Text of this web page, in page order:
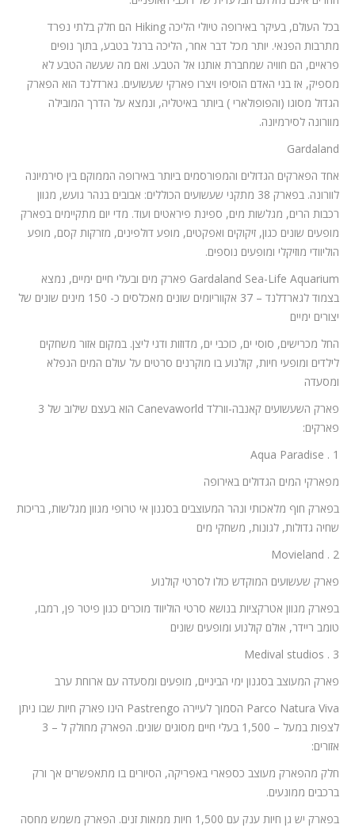
בכל העולם, בעיקר באירופה טיולי הליכה Hiking הם חלק בלתי נפרד
מתרבות הפנאי. יותר מכל דבר אחר, הליכה ברגל בטבע, בתוך נופים
פראיים, הם חוויה שמחברת אותנו אל הטבע. ואם מה שעשה הטבע לא
מספיק, אז בני האדם הוסיפו ויצרו פארקי שעשועים. גארדלנד הוא הפארק
הגדול מסוגו (והפופולארי ) ביותר באיטליה, ונמצא על הדרך המובילה
מוורונה לסירמיונה.
Gardaland
אחד הפארקים הגדולים והמפורסמים ביותר באירופה הממוקם בין סירמיונה
לוורונה. בפארק 38 מתקני שעשועים הכוללים: אבובים בנהר גועש, מגוון
רכבות הרים, מגלשות מים, ספינת פיראטים ועוד. מדי יום מתקיימים בפארק
מופעים שונים כגון, זיקוקים ואפקטים, מופע דולפינים, מזרקות קסם, מופע
הוליוודי מוזיקלי ומופעים נוספים.
Gardaland Sea-Life Aquarium פארק מים ובעלי חיים ימיים, נמצא
בצמוד לגארדלנד – 37 אקווריומים שונים מאכלסים כ- 150 מינים שונים של
יצורים ימיים
החל מכרישים, סוסי ים, כוכבי ים, מדוזות ודגי ליצן. במקום אזור משחקים
לילדים ומופעי חיות, קולנוע בו מוקרנים סרטים על עולם המים הנפלא
ומסעדה
פארק השעשועים קאנבה-וורלד Canevaworld הוא בעצם שילוב של 3
פארקים:
1 . Aqua Paradise
מפארקי המים הגדולים באירופה
בפארק חוף מלאכותי ונהר המעוצבים בסגנון אי טרופי מגוון מגלשות, בריכות
שחיה גדולות, לגונות, משחקי מים
2 . Movieland
פארק שעשועים המוקדש כולו לסרטי קולנוע
בפארק מגוון אטרקציות בנושא סרטי הוליווד מוכרים כגון פיטר פן, רמבו,
טומב ריידר, אולם קולנוע ומופעים שונים
3 . Medival studios
פארק המעוצב בסגנון ימי הביניים, מופעים ומסעדה עם ארוחת ערב
Parco Natura Viva הסמוך לעיירה Pastrengo הינו פארק חיות שבו ניתן
לצפות במעל – 1,500 בעלי חיים מסוגים שונים. הפארק מחולק ל – 3
אזורים:
חלק מהפארק מעוצב כספארי באפריקה, הסיורים בו מתאפשרים אך ורק
ברכבים ממונעים.
בפארק יש גן חיות ענק עם 1,500 חיות ממאות זנים. הפארק משמש מחסה